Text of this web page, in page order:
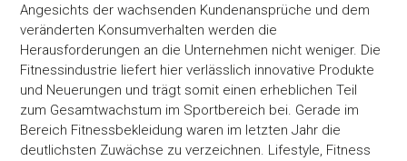
Angesichts der wachsenden Kundenansprüche und dem
veränderten Konsumverhalten werden die
Herausforderungen an die Unternehmen nicht weniger. Die
Fitnessindustrie liefert hier verlässlich innovative Produkte
und Neuerungen und trägt somit einen erheblichen Teil
zum Gesamtwachstum im Sportbereich bei. Gerade im
Bereich Fitnessbekleidung waren im letzten Jahr die
deutlichsten Zuwächse zu verzeichnen. Lifestyle, Fitness